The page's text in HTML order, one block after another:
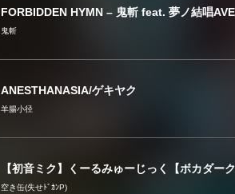
FORBIDDEN HYMN – 鬼斬 feat. 夢ノ結唱
鬼斬
ANESTHANASIA/ゲキヤク
羊腸小径
【初音ミク】くーるみゅーじっく【ボカダー
空き缶(失せﾄﾞｶﾝP)